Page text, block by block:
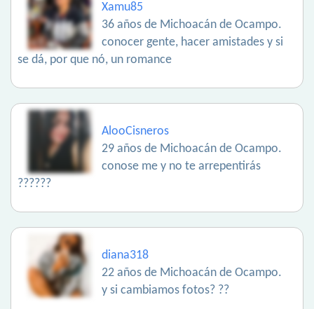
Xamu85
36 años de Michoacán de Ocampo.
conocer gente, hacer amistades y si
se dá, por que nó, un romance
AlooCisneros
29 años de Michoacán de Ocampo.
conose me y no te arrepentirás
??????
diana318
22 años de Michoacán de Ocampo.
y si cambiamos fotos? ??